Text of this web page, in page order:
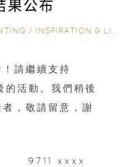
果公布
/ INSPIRATION & LIFESTYLE
請繼續支持
活動。我們稍後
，敬請留意，謝
9711 xxxx